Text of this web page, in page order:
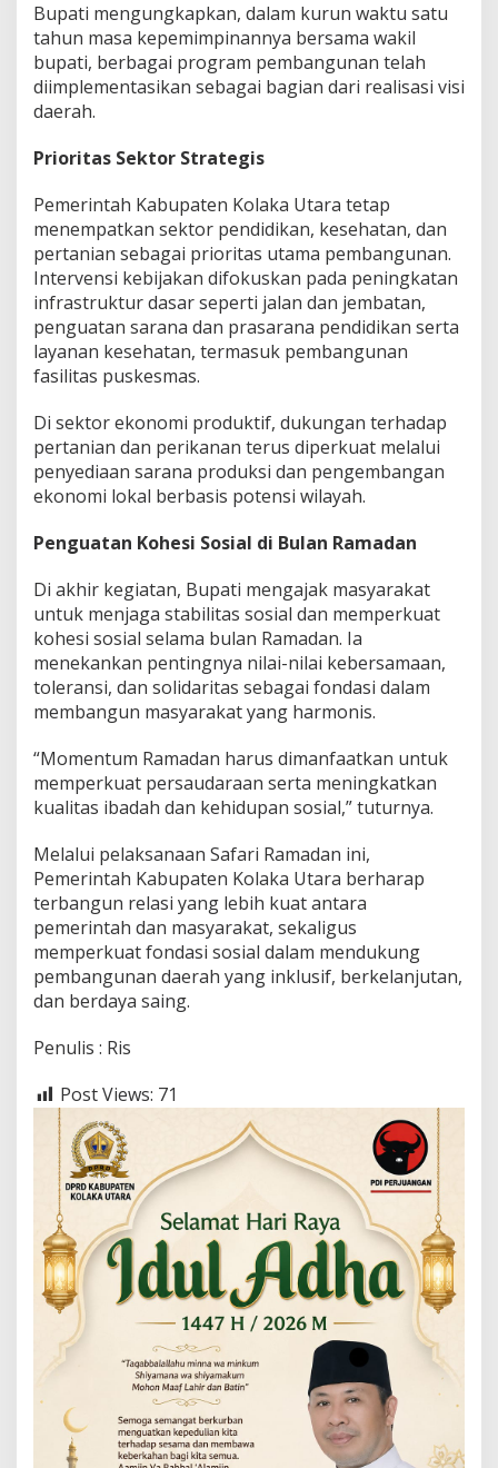
Bupati mengungkapkan, dalam kurun waktu satu
tahun masa kepemimpinannya bersama wakil
bupati, berbagai program pembangunan telah
diimplementasikan sebagai bagian dari realisasi visi
daerah.
Prioritas Sektor Strategis
Pemerintah Kabupaten Kolaka Utara tetap
menempatkan sektor pendidikan, kesehatan, dan
pertanian sebagai prioritas utama pembangunan.
Intervensi kebijakan difokuskan pada peningkatan
infrastruktur dasar seperti jalan dan jembatan,
penguatan sarana dan prasarana pendidikan serta
layanan kesehatan, termasuk pembangunan
fasilitas puskesmas.
Di sektor ekonomi produktif, dukungan terhadap
pertanian dan perikanan terus diperkuat melalui
penyediaan sarana produksi dan pengembangan
ekonomi lokal berbasis potensi wilayah.
Penguatan Kohesi Sosial di Bulan Ramadan
Di akhir kegiatan, Bupati mengajak masyarakat
untuk menjaga stabilitas sosial dan memperkuat
kohesi sosial selama bulan Ramadan. Ia
menekankan pentingnya nilai-nilai kebersamaan,
toleransi, dan solidaritas sebagai fondasi dalam
membangun masyarakat yang harmonis.
“Momentum Ramadan harus dimanfaatkan untuk
memperkuat persaudaraan serta meningkatkan
kualitas ibadah dan kehidupan sosial,” tuturnya.
Melalui pelaksanaan Safari Ramadan ini,
Pemerintah Kabupaten Kolaka Utara berharap
terbangun relasi yang lebih kuat antara
pemerintah dan masyarakat, sekaligus
memperkuat fondasi sosial dalam mendukung
pembangunan daerah yang inklusif, berkelanjutan,
dan berdaya saing.
Penulis : Ris
Post Views: 71